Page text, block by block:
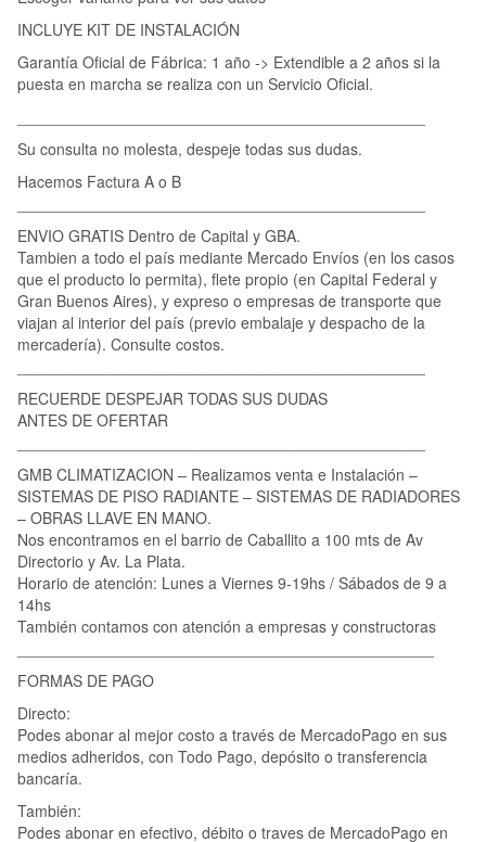
INCLUYE KIT DE INSTALACIÓN
Garantía Oficial de Fábrica: 1 año -> Extendible a 2 años si la
puesta en marcha se realiza con un Servicio Oficial.
Su consulta no molesta, despeje todas sus dudas.
Hacemos Factura A o B
ENVIO GRATIS Dentro de Capital y GBA.
Tambien a todo el país mediante Mercado Envíos (en los casos
que el producto lo permita), flete propio (en Capital Federal y
Gran Buenos Aires), y expreso o empresas de transporte que
viajan al interior del país (previo embalaje y despacho de la
mercadería). Consulte costos.
RECUERDE DESPEJAR TODAS SUS DUDAS
ANTES DE OFERTAR
GMB CLIMATIZACION – Realizamos venta e Instalación –
SISTEMAS DE PISO RADIANTE – SISTEMAS DE RADIADORES
– OBRAS LLAVE EN MANO.
Nos encontramos en el barrio de Caballito a 100 mts de Av
Directorio y Av. La Plata.
Horario de atención: Lunes a Viernes 9-19hs / Sábados de 9 a
14hs
También contamos con atención a empresas y constructoras
FORMAS DE PAGO
Directo:
Podes abonar al mejor costo a través de MercadoPago en sus
medios adheridos, con Todo Pago, depósito o transferencia
bancaría.
También:
Podes abonar en efectivo, débito o traves de MercadoPago en